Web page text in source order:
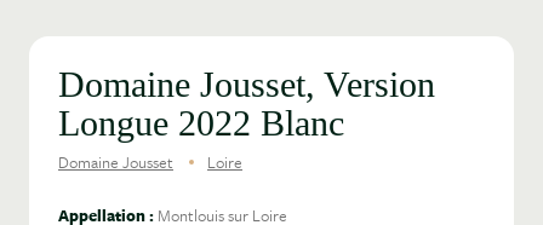
Domaine Jousset, Version
Longue 2022 Blanc
Domaine Jousset Loire
Appellation : Montlouis sur Loire